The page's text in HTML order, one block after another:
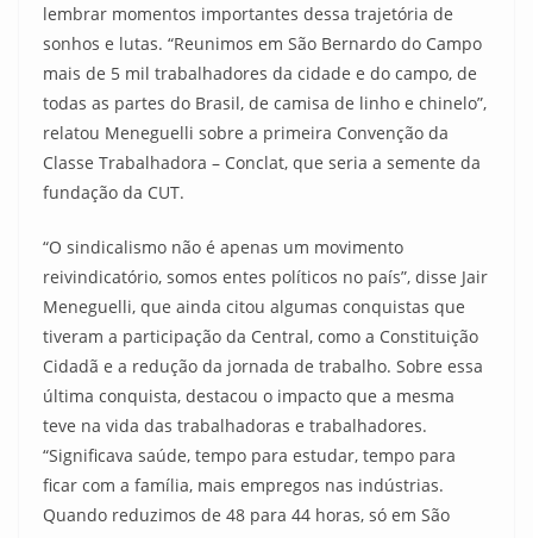
lembrar momentos importantes dessa trajetória de
sonhos e lutas. “Reunimos em São Bernardo do Campo
mais de 5 mil trabalhadores da cidade e do campo, de
todas as partes do Brasil, de camisa de linho e chinelo”,
relatou Meneguelli sobre a primeira Convenção da
Classe Trabalhadora – Conclat, que seria a semente da
fundação da CUT.
“O sindicalismo não é apenas um movimento
reivindicatório, somos entes políticos no país”, disse Jair
Meneguelli, que ainda citou algumas conquistas que
tiveram a participação da Central, como a Constituição
Cidadã e a redução da jornada de trabalho. Sobre essa
última conquista, destacou o impacto que a mesma
teve na vida das trabalhadoras e trabalhadores.
“Significava saúde, tempo para estudar, tempo para
ficar com a família, mais empregos nas indústrias.
Quando reduzimos de 48 para 44 horas, só em São